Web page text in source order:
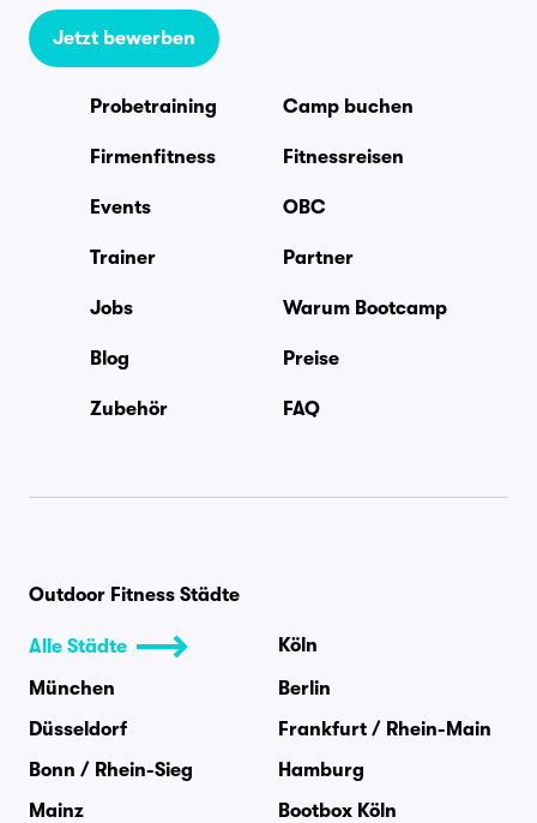
Jetzt bewerben
Probetraining Camp buchen
Firmenfitness Fitnessreisen
Events OBC
Trainer Partner
Jobs Warum Bootcamp
Blog Preise
Zubehör FAQ
Outdoor Fitness Städte
Alle Städte
Köln
München
Berlin
Düsseldorf
Frankfurt / Rhein-Main
Bonn / Rhein-Sieg
Hamburg
Mainz
Bootbox Köln